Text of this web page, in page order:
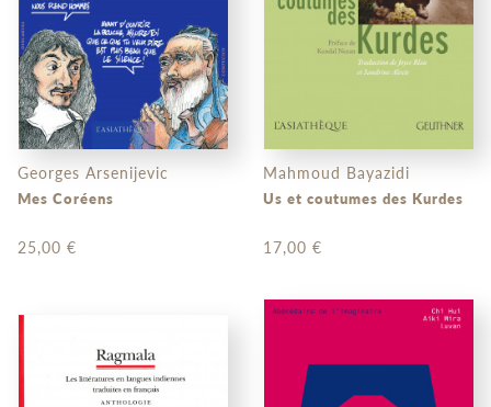
Georges Arsenijevic
Mes Coréens
25,00 €
Mahmoud Bayazidi
Us et coutumes des Kurdes
17,00 €